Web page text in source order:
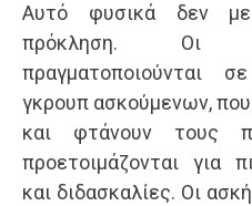
Αυτό φυσικά δεν
πρόκληση. Οι
πραγματοποιούνται
γκρουπ ασκούμενων, που
και φτάνουν τους
προετοιμάζονται για
και διδασκαλίες. Οι